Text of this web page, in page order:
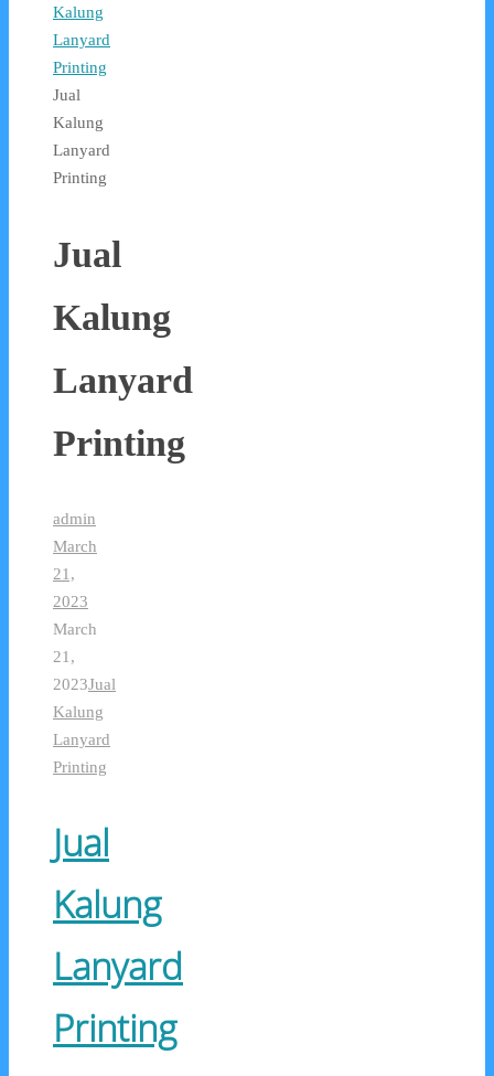
Kalung
Lanyard
Printing
Jual
Kalung
Lanyard
Printing
Jual
Kalung
Lanyard
Printing
admin
March
21,
2023
March
21,
2023Jual
Kalung
Lanyard
Printing
Jual
Kalung
Lanyard
Printing